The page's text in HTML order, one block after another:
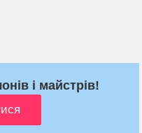
і майстрів!